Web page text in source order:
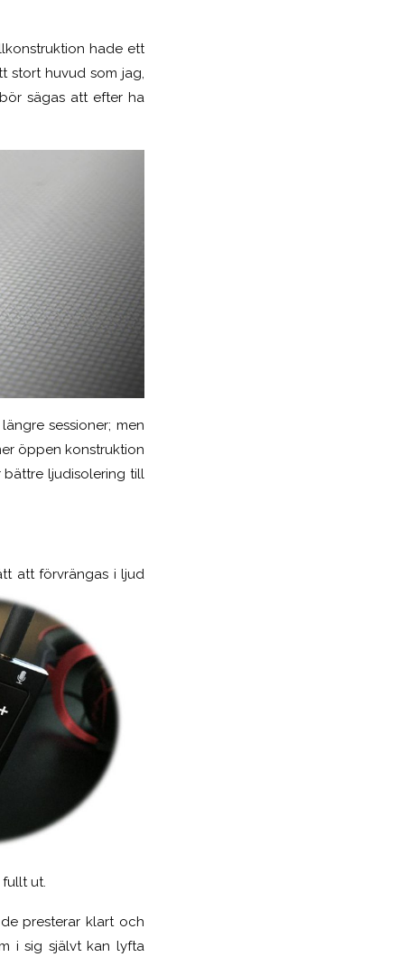
hade ett
stort huvud som jag,
sägas att efter ha
sessioner; men
öppen konstruktion
ljudisolering till
att förvrängas i ljud
ut.
presterar klart och
i sig självt kan lyfta